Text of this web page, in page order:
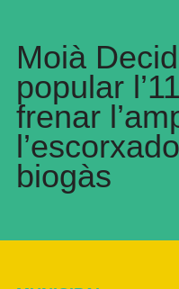
Moià
popular
frenar
biogàs